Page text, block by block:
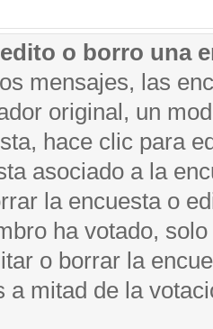
o borro una
mensajes, las
original, un
hace clic para
asociado a la
la encuesta o
ha votado,
o borrar la
a mitad de la